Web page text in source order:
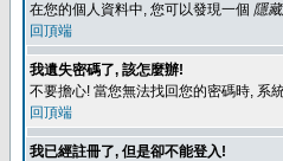
在您的個人資料中, 您可以發現一個 隱
回頂端
我遺失密碼了, 該怎麼辦!
不要擔心! 當您無法找回您的密碼時, 系
回頂端
我已經註冊了, 但是卻不能登入!